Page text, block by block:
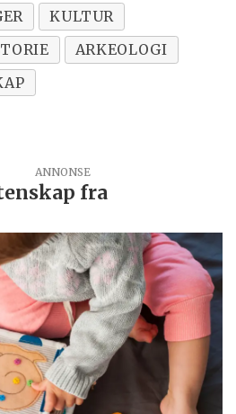
KULTUR
ARKEOLOGI
fra